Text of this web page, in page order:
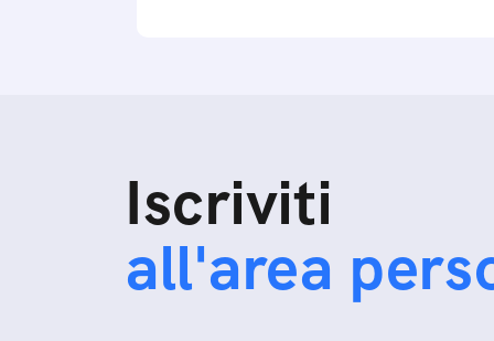
Iscriviti
all'area